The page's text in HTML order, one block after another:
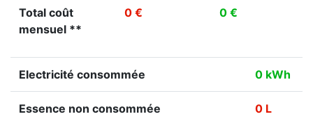
Total coût
mensuel **
0 € 0 €
Electricité consommée 0 kWh
Essence non consommée 0 L